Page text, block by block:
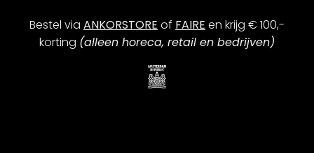
Bestel via ANKORSTORE of FAIRE en krijg € 100,-
korting (alleen horeca, retail en bedrijven)